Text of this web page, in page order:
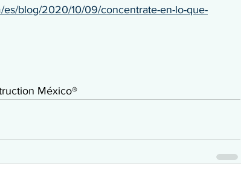
es/blog/2020/10/09/concentrate-en-lo-que-
México®